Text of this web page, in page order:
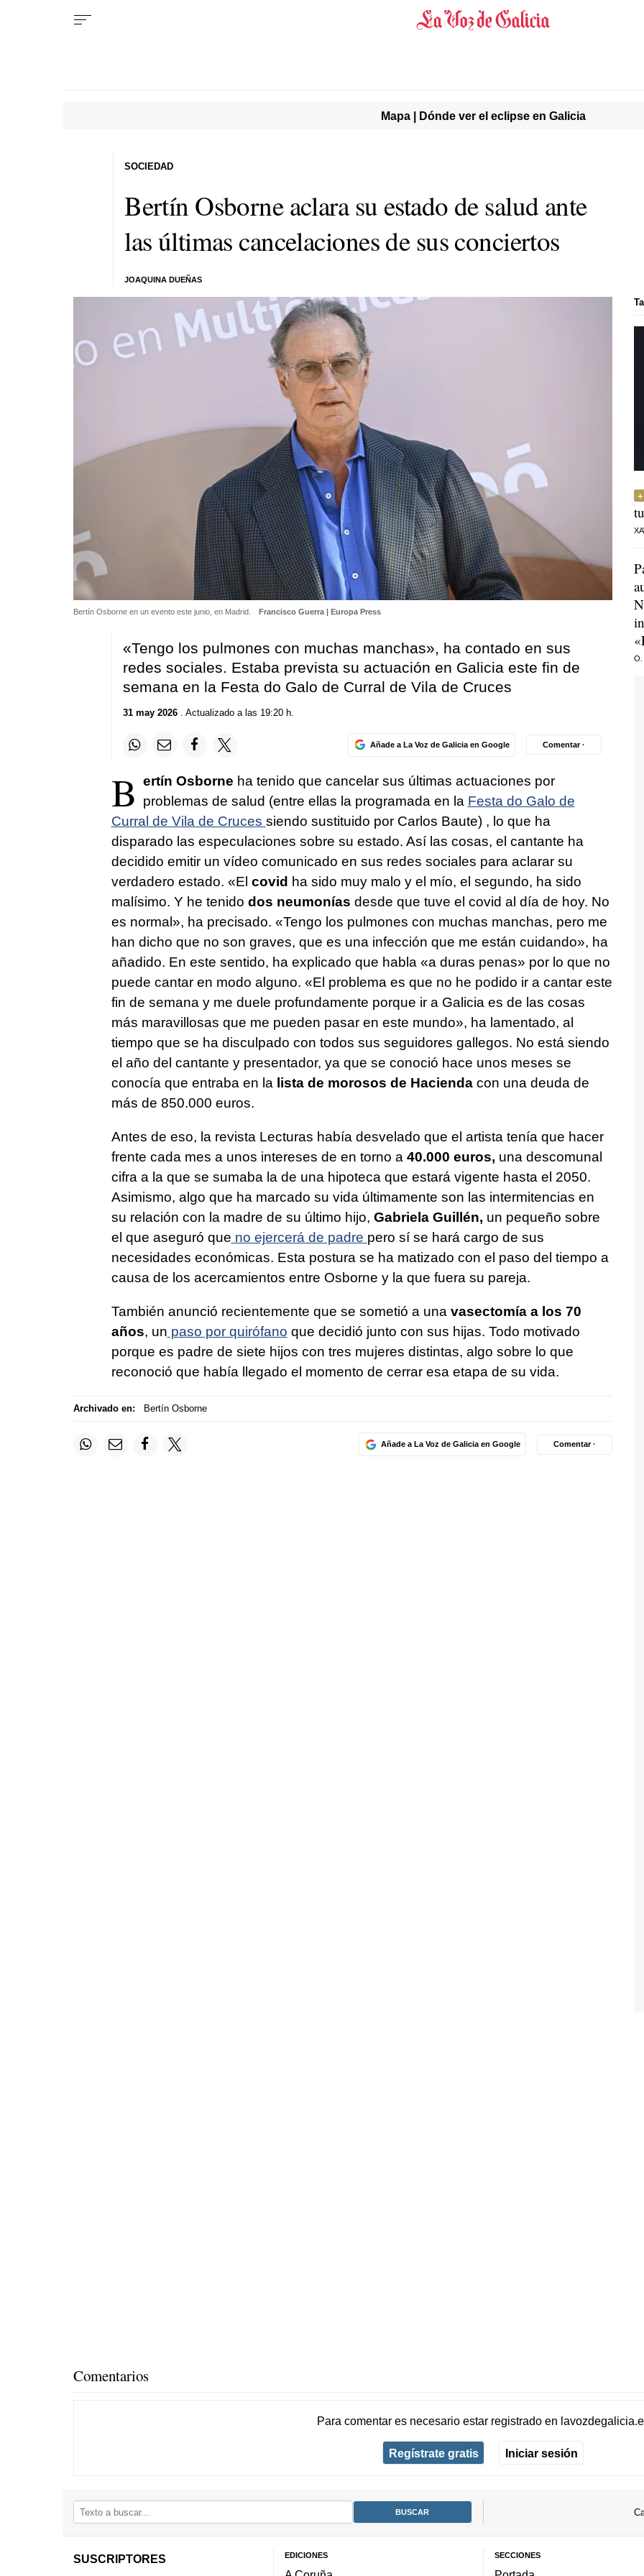
Mapa | Dónde ver el eclipse en Galicia
Bertín Osborne aclara su estado de salud ante
las últimas cancelaciones de sus conciertos
JOAQUINA DUEÑAS
SOCIEDAD
Bertín Osborne en un evento este junio, en Madrid. Francisco Guerra | Europa Press
«Tengo los pulmones con muchas manchas», ha contado en sus
redes sociales. Estaba prevista su actuación en Galicia este fin de
semana en la Festa do Galo de Curral de Vila de Cruces
31 may 2026. Actualizado a las 19:20 h.
Añade a La Voz de Galicia en Google Comentar ·
B ertín Osborne ha tenido que cancelar sus últimas actuaciones por
problemas de salud (entre ellas la programada en la Festa do Galo de
Curral de Vila de Cruces siendo sustituido por Carlos Baute) , lo que ha
disparado las especulaciones sobre su estado. Así las cosas, el cantante ha
decidido emitir un vídeo comunicado en sus redes sociales para aclarar su
verdadero estado. «El covid ha sido muy malo y el mío, el segundo, ha sido
malísimo. Y he tenido dos neumonías desde que tuve el covid al día de hoy. No
es normal», ha precisado. «Tengo los pulmones con muchas manchas, pero me
han dicho que no son graves, que es una infección que me están cuidando», ha
añadido. En este sentido, ha explicado que habla «a duras penas» por lo que no
puede cantar en modo alguno. «El problema es que no he podido ir a cantar este
fin de semana y me duele profundamente porque ir a Galicia es de las cosas
más maravillosas que me pueden pasar en este mundo», ha lamentado, al
tiempo que se ha disculpado con todos sus seguidores gallegos. No está siendo
el año del cantante y presentador, ya que se conoció hace unos meses se
conocía que entraba en la lista de morosos de Haciendacon una deuda de
más de 850.000 euros.
Antes de eso, la revista Lecturas había desvelado que el artista tenía que hacer
frente cada mes a unos intereses de en torno a 40.000 euros, una descomunal
cifra a la que se sumaba la de una hipoteca que estará vigente hasta el 2050.
Asimismo, algo que ha marcado su vida últimamente son las intermitencias en
su relación con la madre de su último hijo, Gabriela Guillén, un pequeño sobre
el que aseguró que no ejercerá de padre pero sí se hará cargo de sus
necesidades económicas. Esta postura se ha matizado con el paso del tiempo a
causa de los acercamientos entre Osborne y la que fuera su pareja.
También anunció recientemente que se sometió a una vasectomía a los 70
años, un paso por quirófano que decidió junto con sus hijas. Todo motivado
porque es padre de siete hijos con tres mujeres distintas, algo sobre lo que
reconoció que había llegado el momento de cerrar esa etapa de su vida.
Archivado en: Bertín Osborne
Añade a La Voz de Galicia en Google Comentar ·
O.
Comentarios
Para comentar es necesario estar registradoen
Regístrate gratis Iniciar sesión
SUSCRIPTORES
EDICIONES SECCIONES